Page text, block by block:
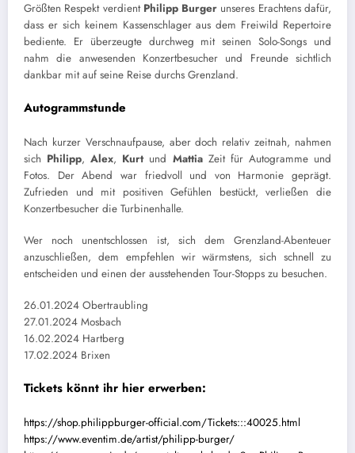
Größten Respekt verdient Philipp Burger unseres Erachtens dafür,
dass er sich keinem Kassenschlager aus dem Freiwild Repertoire
bediente. Er überzeugte durchweg mit seinen Solo-Songs und
nahm die anwesenden Konzertbesucher und Freunde sichtlich
dankbar mit auf seine Reise durchs Grenzland.
Autogrammstunde
Nach kurzer Verschnaufpause, aber doch relativ zeitnah, nahmen
sich Philipp,Alex, Kurtund Mattia Zeit für Autogramme und
Fotos. Der Abend war friedvoll und von Harmonie geprägt.
Zufrieden und mit positiven Gefühlen bestückt, verließen die
Konzertbesucher die Turbinenhalle.
Wer noch unentschlossen ist, sich dem Grenzland-Abenteuer
anzuschließen, dem empfehlen wir wärmstens, sich schnell zu
entscheiden und einen der ausstehenden Tour-Stopps zu besuchen.
26.01.2024 Obertraubling
27.01.2024 Mosbach
16.02.2024 Hartberg
17.02.2024 Brixen
Tickets könnt ihr hier erwerben:
https://shop.philippburger-official.com/Tickets:::40025.html
https://www.eventim.de/artist/philipp-burger/